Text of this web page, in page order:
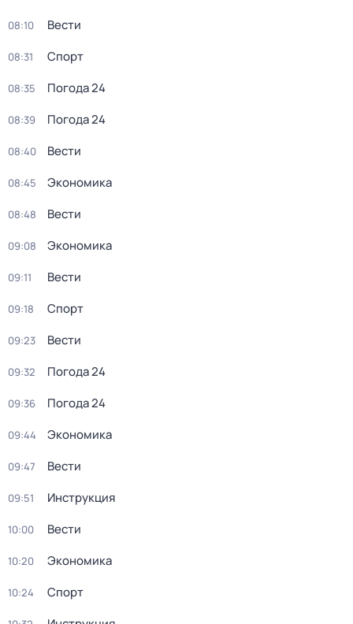
08:10 Вести
08:31 Спорт
08:35 Погода 24
08:39 Погода 24
08:40 Вести
08:45 Экономика
08:48 Вести
09:08 Экономика
09:11 Вести
09:18 Спорт
09:23 Вести
09:32 Погода 24
09:36 Погода 24
09:44 Экономика
09:47 Вести
09:51 Инструкция
10:00 Вести
10:20 Экономика
10:24 Спорт